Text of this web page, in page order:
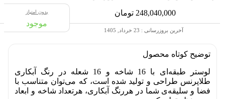
248,040,000 تومان
آخرین بروزرسانی : 23 خرداد, 1405
بدون امتیاز
موجود
توضیح کوتاه محصول
لوستر طبقه‌ای با 16 شاخه و 16 شعله در رنگ آبکاری
طلاپرنس طراحی و تولید شده است، که می‌توان متناسب با
فضا و سلیقه‌ی شما در هررنگ آبکاری، هرتعداد شاخه و ابعاد